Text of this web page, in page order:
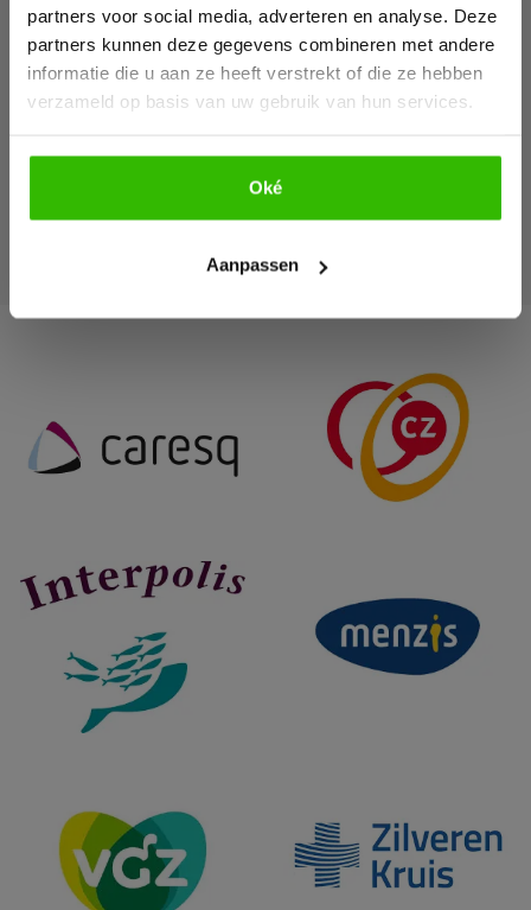
partners voor social media, adverteren en analyse. Deze
partners kunnen deze gegevens combineren met andere
informatie die u aan ze heeft verstrekt of die ze hebben
verzameld op basis van uw gebruik van hun services.
Oké
Aanpassen
Heb je fysiotherapie in de
basisverzekering? Bij Fysiotherapie4all
hebben we contracten met alle
zorgverzekeraars. Wel kan per
Deze is afhankelijk van de klacht en het
aantal behandelingen. Tijdens de intake
Bekijk e-book